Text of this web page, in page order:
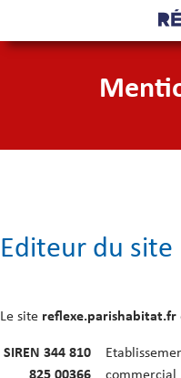
Editeur du site
Le site reflexe.parishabitat.fr
SIREN 344 810